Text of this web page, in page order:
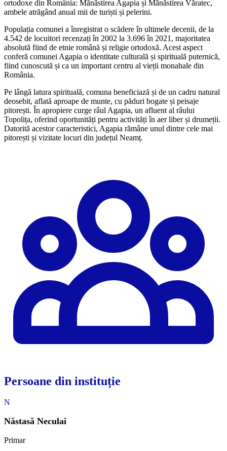
ortodoxe din România: Mănăstirea Agapia și Mănăstirea Văratec,
ambele atrăgând anual mii de turiști și pelerini.
Populația comunei a înregistrat o scădere în ultimele decenii, de la
4.542 de locuitori recenzați în 2002 la 3.696 în 2021, majoritatea
absolută fiind de etnie română și religie ortodoxă. Acest aspect
conferă comunei Agapia o identitate culturală și spirituală puternică,
fiind cunoscută și ca un important centru al vieții monahale din
România.
Pe lângă latura spirituală, comuna beneficiază și de un cadru natural
deosebit, aflată aproape de munte, cu păduri bogate și peisaje
pitorești. În apropiere curge râul Agapia, un afluent al râului
Topolița, oferind oportunități pentru activități în aer liber și drumeții.
Datorită acestor caracteristici, Agapia rămâne unul dintre cele mai
pitorești și vizitate locuri din județul Neamț.
Persoane din instituție
N
Năstasă Neculai
Primar